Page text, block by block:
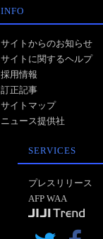
INFO
サイトからのお知らせ
サイトに関するヘルプ
採用情報
訂正記事
サイトマップ
ニュース提供社
SERVICES
プレスリリース
AFP WAA